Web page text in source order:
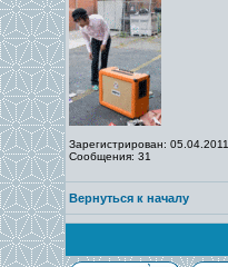
Зарегистрирован: 05.04.2011
Сообщения: 31
Вернуться к началу